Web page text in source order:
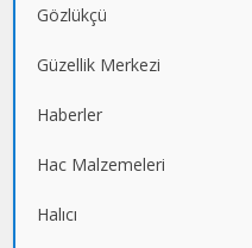
Gözlükçü
Güzellik Merkezi
Haberler
Hac Malzemeleri
Halıcı